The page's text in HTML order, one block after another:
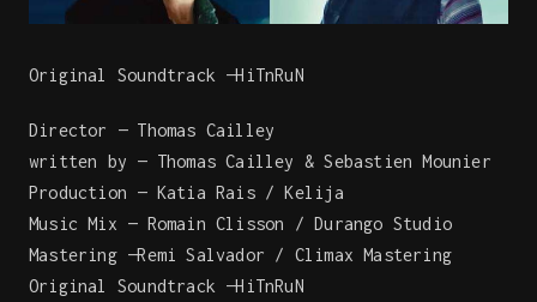
Original Soundtrack —HiTnRuN
Director — Thomas Cailley
written by — Thomas Cailley & Sebastien Mounier
Production — Katia Rais / Kelija
Music Mix — Romain Clisson / Durango Studio
Mastering —Remi Salvador / Climax Mastering
Original Soundtrack —HiTnRuN